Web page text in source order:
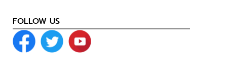
FOLLOW US